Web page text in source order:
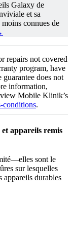
Galaxy de
et sa
connues de
repairs not covered
program, have
does not
information,
Mobile Klinik’s
conditions.
appareils remis
sont le
sur lesquelles
appareils durables